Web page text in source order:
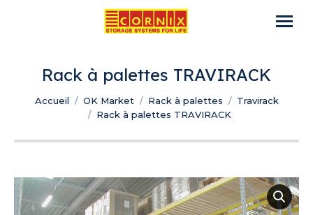
Rack à palettes TRAVIRACK
Vous êtes ici :
Accueil OK Market Rack à palettes
Travirack
Rack à palettes TRAVIRACK